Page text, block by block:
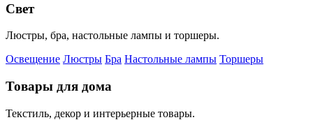
Свет
Люстры, бра, настольные лампы и торшеры.
Освещение Люстры Бра Настольные лампы Торшеры
Товары для дома
Текстиль, декор и интерьерные товары.